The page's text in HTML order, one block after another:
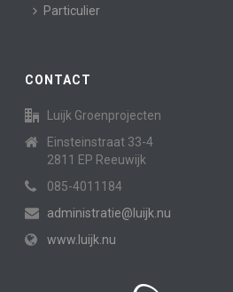
Particulier
CONTACT
Luijk Groenprojecten
Einsteinstraat 33-4
2811 EP Reeuwijk
085-4011184
administratie@luijk.nu
www.luijk.nu